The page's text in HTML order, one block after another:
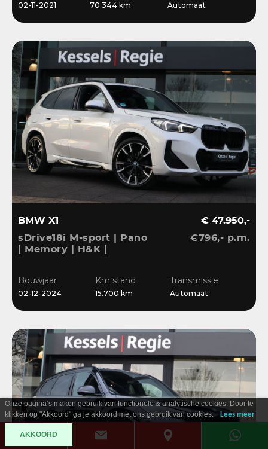
02-11-2021 70.344 km Automaat
BMW X1
sDrive18i M-sport | Pano
| Memory | H&K |
€ 47.950,-
€796,- p.m.
Bouwjaar
02-12-2024
Km stand
15.700 km
Transmissie
Automaat
Onze pagina’s maken gebruik van functionele & analytische cookies. Door te
klikken op "Akkoord" ga je akkoord met ons gebruik van cookies.
Lees meer
AKKOORD